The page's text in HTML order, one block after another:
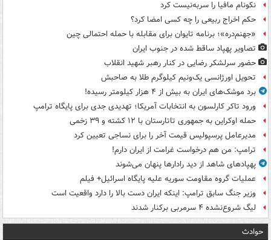
نکونام مافیا را سربه‌نیست کرد
حکم اخراج ربیعی را چه کسی امضا کرد؟
«جهنم‌دره»؛ برنامه تایوان برای مقابله با حمله احتمالی چین
تصاویر پهپاد ساقط شده در جنوب ایران
حضور سرلشکر رضایی در کنار رهبر شهید انقلاب
تحویل اورژانسی یک‌ونیم کیلوگرم طلا به صاحبش
برد موشک‌های ایران به بیش از ۴ هزار کیلومتر رسیده!
ورود تاکر کارلسون به انتخابات آمریکا؛ تهدیدی جدی برای پایگاه ترامپ
حمله اوکراین به جمهوری تاتارستان با ۱۲ کشته و ۳۹ زخمی
مدیرعامل پرسپولیس قیمت آخر را برای نساجی تعیین کرد
ترامپ: من هم درخواست غرامت از ایران دارم!
پهپادهای شاهد از دید رادارها پنهان می‌شوند
عملیات گروه مقاومت سوریه علیه پایگاه اسرائیل+ فیلم
وزیر جنگ سابق ترامپ: اینکه ایران دست بالا را دارد واقعیت است
لیگ شروع‌نشده ۴ سرمربی برکنار شدند
حوادث